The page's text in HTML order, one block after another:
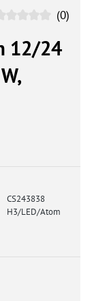
(0)
12/24
CS243838
H3/LED/Atom